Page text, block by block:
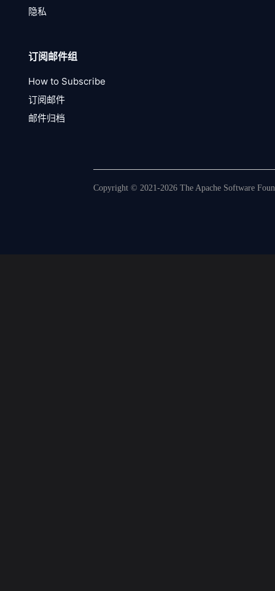
隐私
订阅邮件组
How to Subscribe
订阅邮件
邮件归档
Copyright © 2021-2026 The Apache Software